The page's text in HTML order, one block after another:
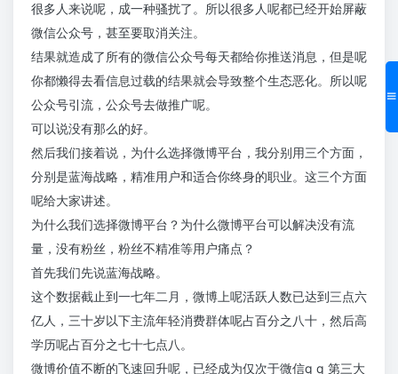
很多人来说呢，成一种骚扰了。所以很多人呢都已经开始屏蔽
微信公众号，甚至要取消关注。
结果就造成了所有的微信公众号每天都给你推送消息，但是呢
你都懒得去看信息过载的结果就会导致整个生态恶化。所以呢
公众号引流，公众号去做推广呢。
可以说没有那么的好。
然后我们接着说，为什么选择微博平台，我分别用三个方面，
分别是蓝海战略，精准用户和适合你终身的职业。这三个方面
呢给大家讲述。
为什么我们选择微博平台？为什么微博平台可以解决没有流
量，没有粉丝，粉丝不精准等用户痛点？
首先我们先说蓝海战略。
这个数据截止到一七年二月，微博上呢活跃人数已达到三点六
亿人，三十岁以下主流年轻消费群体呢占百分之八十，然后高
学历呢占百分之七十七点八。
微博价值不断的飞速回升呢，已经成为仅次于微信q q 第三大